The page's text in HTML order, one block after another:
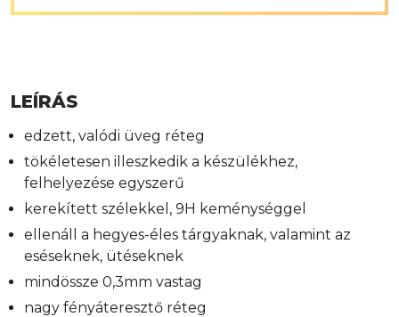
LEÍRÁS
edzett, valódi üveg réteg
tökéletesen illeszkedik a készülékhez,
felhelyezése egyszerű
kerekített szélekkel, 9H keménységgel
ellenáll a hegyes-éles tárgyaknak, valamint az
eséseknek, ütéseknek
mindössze 0,3mm vastag
nagy fényáteresztő réteg